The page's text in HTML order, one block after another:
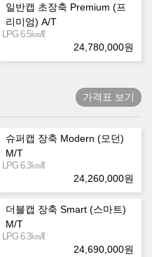
일반캡 초장축 Premium (프
리미엄) A/T
LPG 6.5㎞/ℓ
24,780,000원
가격표 보기
슈퍼캡 장축 Modern (모던)
M/T
LPG 6.3㎞/ℓ
24,260,000원
더블캡 장축 Smart (스마트)
M/T
LPG 6.3㎞/ℓ
24,690,000원